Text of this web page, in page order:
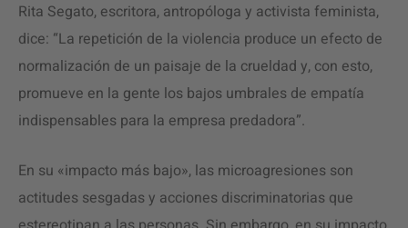
Rita Segato, escritora, antropóloga y activista feminista,
dice: “La repetición de la violencia produce un efecto de
normalización de un paisaje de la crueldad y, con esto,
promueve en la gente los bajos umbrales de empatía
indispensables para la empresa predadora”.
En su «impacto más bajo», las microagresiones son
actitudes sesgadas y acciones discriminatorias que